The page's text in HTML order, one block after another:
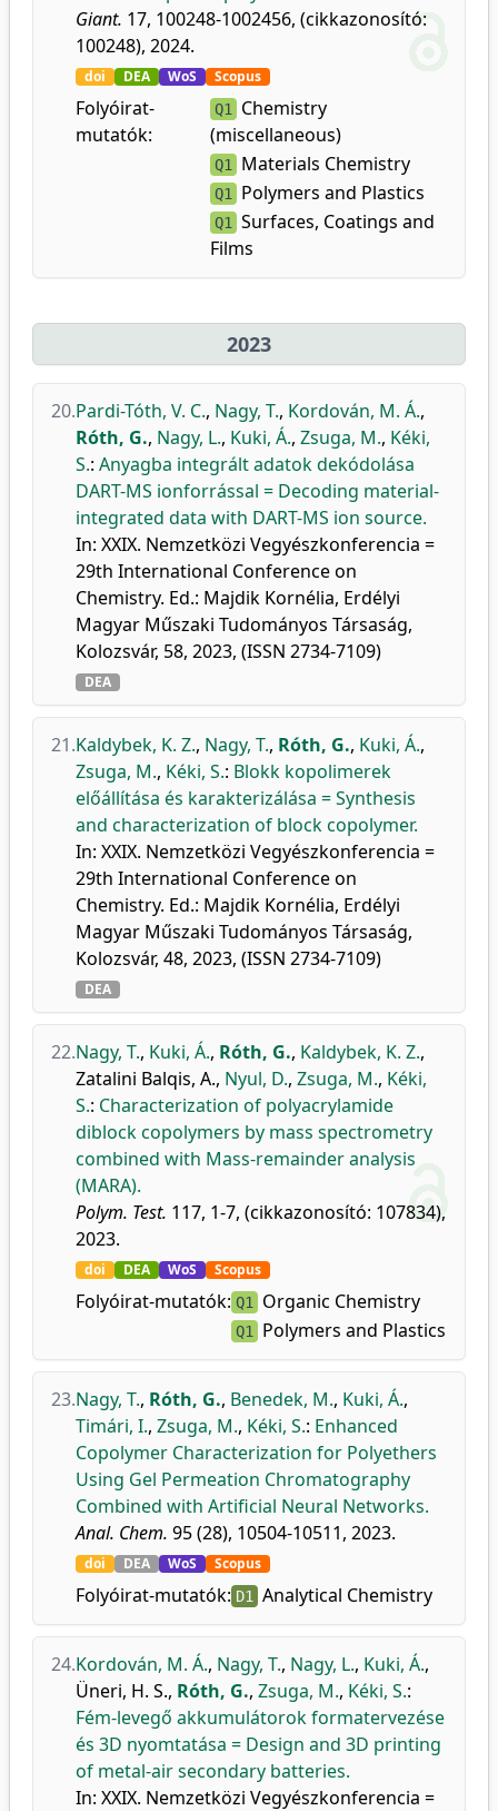
Giant. 17, 100248-1002456, (cikkazonosító:
100248), 2024.
doi DEA WoS Scopus
Folyóirat-
mutatók:
Q1
Chemistry
(miscellaneous)
Q1 Materials Chemistry
Q1 Polymers and Plastics
Q1
Surfaces, Coatings and
Films
2023
20.Pardi-Tóth, V. C., Nagy, T., Kordován, M. Á.,
Róth, G., Nagy, L., Kuki, Á., Zsuga, M., Kéki,
S.: Anyagba integrált adatok dekódolása
DART-MS ionforrással = Decoding material-
integrated data with DART-MS ion source.
In: XXIX. Nemzetközi Vegyészkonferencia =
29th International Conference on
Chemistry. Ed.: Majdik Kornélia, Erdélyi
Magyar Műszaki Tudományos Társaság,
Kolozsvár, 58, 2023, (ISSN 2734-7109)
DEA
21.Kaldybek, K. Z., Nagy, T., Róth, G., Kuki, Á.,
Zsuga, M., Kéki, S.: Blokk kopolimerek
előállítása és karakterizálása = Synthesis
and characterization of block copolymer.
In: XXIX. Nemzetközi Vegyészkonferencia =
29th International Conference on
Chemistry. Ed.: Majdik Kornélia, Erdélyi
Magyar Műszaki Tudományos Társaság,
Kolozsvár, 48, 2023, (ISSN 2734-7109)
DEA
22.Nagy, T., Kuki, Á., Róth, G., Kaldybek, K. Z.,
Zatalini Balqis, A., Nyul, D., Zsuga, M., Kéki,
S.: Characterization of polyacrylamide
diblock copolymers by mass spectrometry
combined with Mass-remainder analysis
(MARA).
Polym. Test. 117, 1-7, (cikkazonosító: 107834),
2023.
doi DEA WoS Scopus
Folyóirat-mutatók: Q1 Organic Chemistry
Q1 Polymers and Plastics
23.Nagy, T., Róth, G., Benedek, M., Kuki, Á.,
Timári, I., Zsuga, M., Kéki, S.: Enhanced
Copolymer Characterization for Polyethers
Using Gel Permeation Chromatography
Combined with Artificial Neural Networks.
Anal. Chem. 95 (28), 10504-10511, 2023.
doi DEA WoS Scopus
Folyóirat-mutatók: D1 Analytical Chemistry
24.Kordován, M. Á., Nagy, T., Nagy, L., Kuki, Á.,
Üneri, H. S., Róth, G., Zsuga, M., Kéki, S.:
Fém-levegő akkumulátorok formatervezése
és 3D nyomtatása = Design and 3D printing
of metal-air secondary batteries.
In: XXIX. Nemzetközi Vegyészkonferencia =